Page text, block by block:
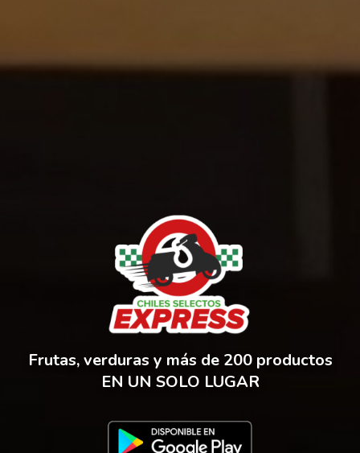
Frutas, verduras y más de 200 productos
EN UN SOLO LUGAR